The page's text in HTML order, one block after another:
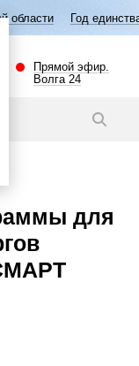
единства народов
Прямой эфир.
Волга 24
для